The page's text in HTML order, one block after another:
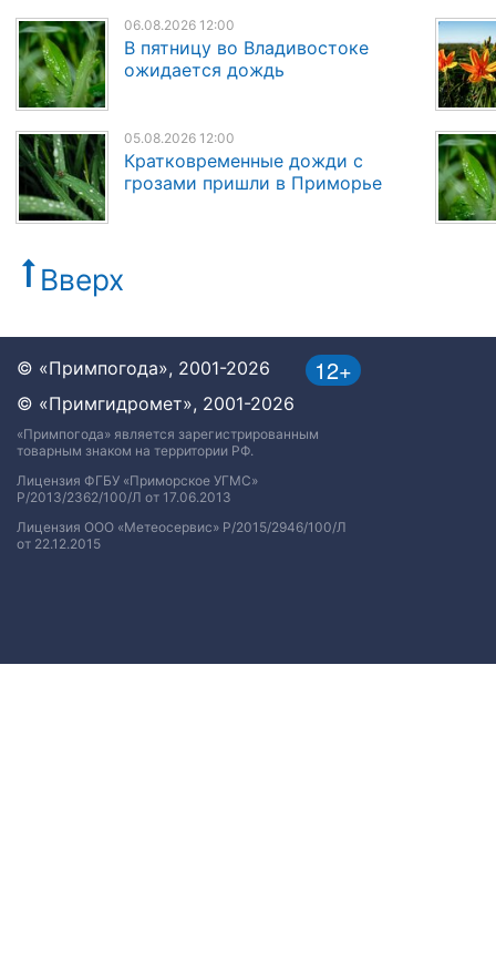
06.08.2026 12:00
В пятницу во Владивостоке
ожидается дождь
05.08.2026 12:00
Кратковременные дожди с
грозами пришли в Приморье
Вверх
12+
© «Примпогода», 2001-2026
© «Примгидромет», 2001-2026
«Примпогода» является зарегистрированным
товарным знаком на территории РФ.
Лицензия ФГБУ «Приморское УГМС»
Р/2013/2362/100/Л от 17.06.2013
Лицензия ООО «Метеосервис» Р/2015/2946/100/Л
от 22.12.2015